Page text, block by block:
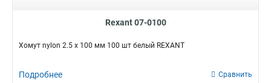
Rexant 07-0100
Хомут nylon 2.5 х 100 мм 100 шт белый REXANT
Подробнее Сравнить